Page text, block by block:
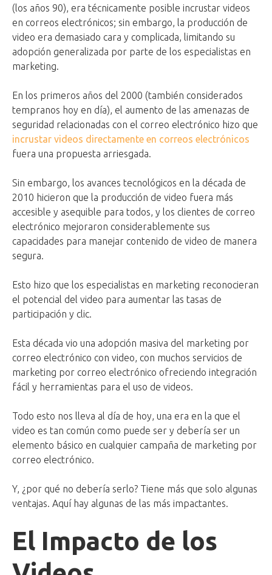
(los años 90), era técnicamente posible incrustar videos
en correos electrónicos; sin embargo, la producción de
video era demasiado cara y complicada, limitando su
adopción generalizada por parte de los especialistas en
marketing.
En los primeros años del 2000 (también considerados
tempranos hoy en día), el aumento de las amenazas de
seguridad relacionadas con el correo electrónico hizo que
incrustar videos directamente en correos electrónicos
fuera una propuesta arriesgada.
Sin embargo, los avances tecnológicos en la década de
2010 hicieron que la producción de video fuera más
accesible y asequible para todos, y los clientes de correo
electrónico mejoraron considerablemente sus
capacidades para manejar contenido de video de manera
segura.
Esto hizo que los especialistas en marketing reconocieran
el potencial del video para aumentar las tasas de
participación y clic.
Esta década vio una adopción masiva del marketing por
correo electrónico con video, con muchos servicios de
marketing por correo electrónico ofreciendo integración
fácil y herramientas para el uso de videos.
Todo esto nos lleva al día de hoy, una era en la que el
video es tan común como puede ser y debería ser un
elemento básico en cualquier campaña de marketing por
correo electrónico.
Y, ¿por qué no debería serlo? Tiene más que solo algunas
ventajas. Aquí hay algunas de las más impactantes.
El Impacto de los